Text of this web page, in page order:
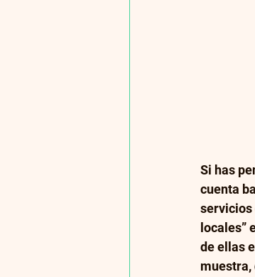
Si has
cuenta
servicios
locales”
de ellas
muestra,